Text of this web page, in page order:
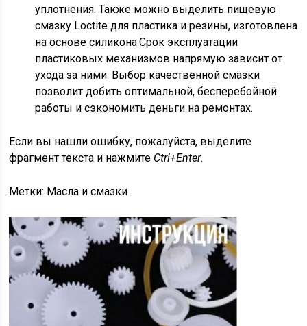
уплотнения. Также можно выделить пищевую
смазку Loctite для пластика и резины, изготовлена
на основе силикона.Срок эксплуатации
пластиковых механизмов напрямую зависит от
ухода за ними. Выбор качественной смазки
позволит добить оптимальной, бесперебойной
работы и сэкономить деньги на ремонтах.
Если вы нашли ошибку, пожалуйста, выделите
фрагмент текста и нажмите Ctrl+Enter.
Метки: Масла и смазки